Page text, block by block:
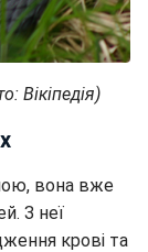
Вікіпедія)
вона вже
З неї
крові та